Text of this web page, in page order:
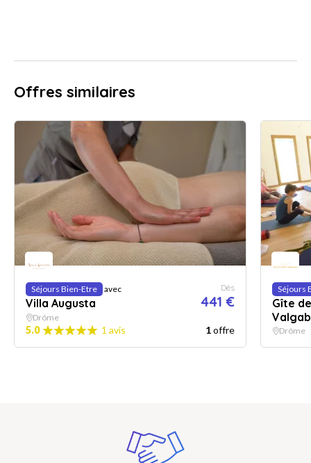
Offres similaires
Séjours Bien-Etre avec
Villa Augusta
Dès
441 €
Drôme
5.0 1 avis 1offre
Séjours
Gîte
Drôme